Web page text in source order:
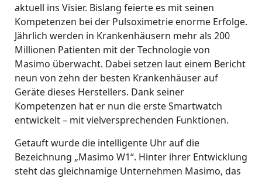
aktuell ins Visier. Bislang feierte es mit seinen
Kompetenzen bei der Pulsoximetrie enorme Erfolge.
Jährlich werden in Krankenhäusern mehr als 200
Millionen Patienten mit der Technologie von
Masimo überwacht. Dabei setzen laut einem Bericht
neun von zehn der besten Krankenhäuser auf
Geräte dieses Herstellers. Dank seiner
Kompetenzen hat er nun die erste Smartwatch
entwickelt – mit vielversprechenden Funktionen.
Getauft wurde die intelligente Uhr auf die
Bezeichnung „Masimo W1“. Hinter ihrer Entwicklung
steht das gleichnamige Unternehmen Masimo, das